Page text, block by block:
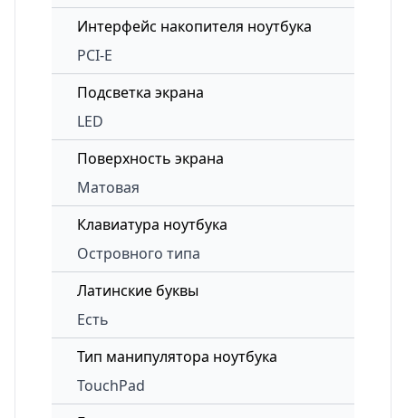
Интерфейс накопителя ноутбука
PCI-E
Подсветка экрана
LED
Поверхность экрана
Матовая
Клавиатура ноутбука
Островного типа
Латинские буквы
Есть
Тип манипулятора ноутбука
TouchPad